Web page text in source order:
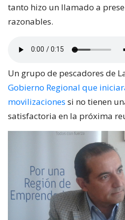
tanto hizo un llamado a
razonables.
Un grupo de pescadores de
Gobierno Regional que
movilizaciones si no tienen
satisfactoria en la próxima